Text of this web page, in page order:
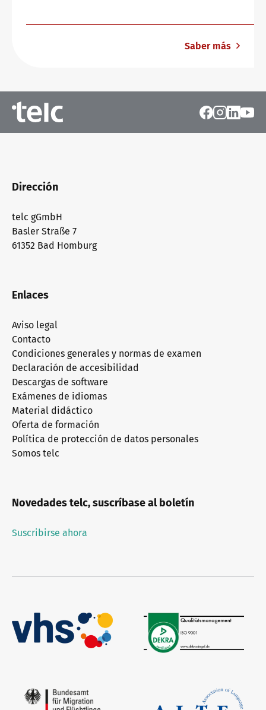
Saber más
Dirección
telc gGmbH
Basler Straße 7
61352 Bad Homburg
Enlaces
Aviso legal
Contacto
Condiciones generales y normas de examen
Declaración de accesibilidad
Descargas de software
Exámenes de idiomas
Material didáctico
Oferta de formación
Política de protección de datos personales
Somos telc
Novedades telc, suscríbase al boletín
Suscribirse ahora